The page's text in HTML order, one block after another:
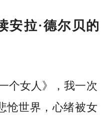
拉·德尔贝的
个女人》，我一次
怆世界，心绪被女